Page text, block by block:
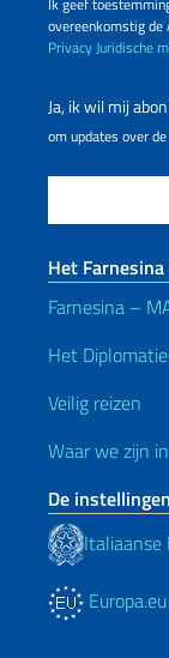
overeenkomstig
PrivacyJuridische
Ja, ik wil mij
om updates over
Het
Farnesina –
Het
Veilig reizen
Waar we zijn
De instellingen
Italiaanse
Europa.eu